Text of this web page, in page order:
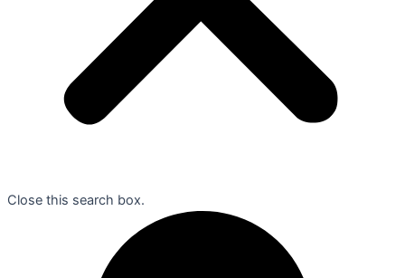
Close this search box.